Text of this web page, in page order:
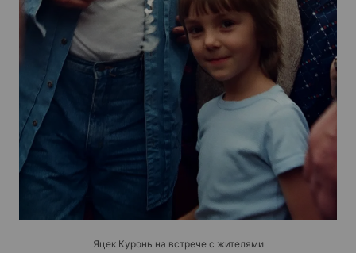
Яцек Куронь на встрече с жителями